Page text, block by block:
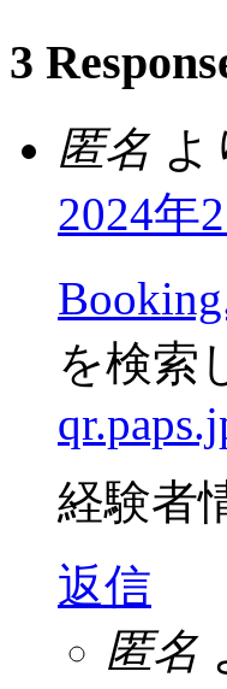
3
匿名 よ
2024年
を検索
経験者
返信
匿名